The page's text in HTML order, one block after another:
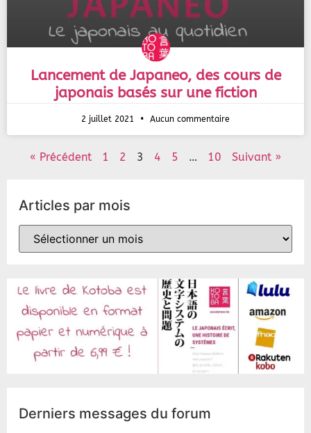
Lancement de Japaneo, des cours de
japonais basés sur une fiction
2 juillet 2021 Aucun commentaire
« Précédent 1 2 3 4 5 … 10 Suivant »
Articles par mois
Derniers messages du forum